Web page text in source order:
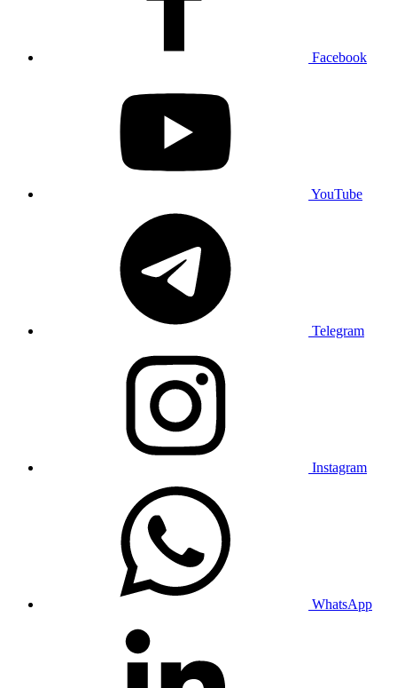
Facebook
YouTube
Telegram
Instagram
WhatsApp